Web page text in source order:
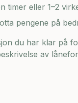
timer eller 1–2
pengene på
du har klar på
av